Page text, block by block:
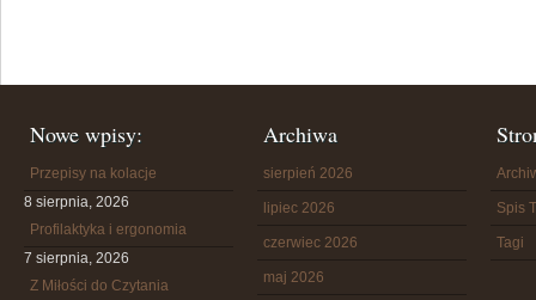
Nowe wpisy:
Przepisy na kolacje
8 sierpnia, 2026
Profilaktyka i ergonomia
7 sierpnia, 2026
Z Miłości do Czytania
Archiwa
sierpień 2026
lipiec 2026
czerwiec 2026
maj 2026
Spis
Tagi